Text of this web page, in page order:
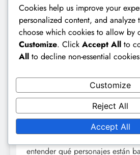
Actualizaciones frecuentes son
mantener el juego fresco y
jugadores a menudo adaptan sus
función de los últimos cambios,
llevar a nuevas composiciones
jugadores a experimentar con
personajes y encontrar
elecciones populares.
La retroalimentación de los
este proceso, ya que ayuda a
entender qué personajes están
Cookies help us improve your
personalized content, and analyze
choose which cookies to allow by
Customize. Click Accept All to
All to decline non-essential
Customize
Reject All
Accept All